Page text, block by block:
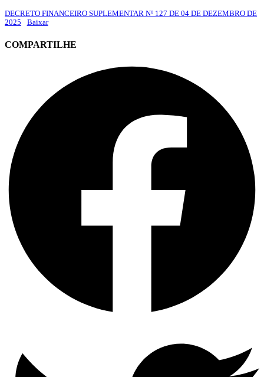
DECRETO FINANCEIRO SUPLEMENTAR Nº 127 DE 04 DE DEZEMBRO DE
2025
Baixar
COMPARTILHE